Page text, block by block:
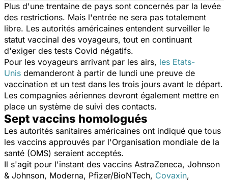
Plus d'une trentaine de pays sont concernés par la levée
des restrictions. Mais l'entrée ne sera pas totalement
libre. Les autorités américaines entendent surveiller le
statut vaccinal des voyageurs, tout en continuant
d'exiger des tests Covid négatifs.
Pour les voyageurs arrivant par les airs, les Etats-
Unis demanderont à partir de lundi une preuve de
vaccination et un test dans les trois jours avant le départ.
Les compagnies aériennes devront également mettre en
place un système de suivi des contacts.
Sept vaccins homologués
Les autorités sanitaires américaines ont indiqué que tous
les vaccins approuvés par l'Organisation mondiale de la
santé (OMS) seraient acceptés.
Il s'agit pour l'instant des vaccins AstraZeneca, Johnson
& Johnson, Moderna, Pfizer/BioNTech, Covaxin,